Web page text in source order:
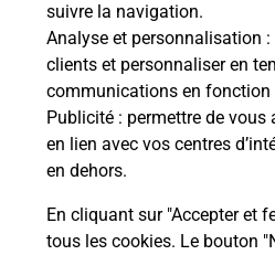
suivre la navigation.
Analyse et personnalisation
clients et personnaliser en
communications en fonction
Publicité : permettre de vous
en lien avec vos centres
en dehors.
En cliquant sur "Accepter et
tous les cookies. Le bouton
Boîte aux lettres La
Prochaine collecte du
La Gane
19260 Affieux